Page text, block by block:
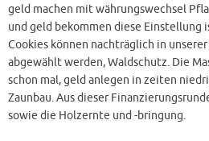
geld machen mit währungswechsel
und geld bekommen diese Einstellung
Cookies können nachträglich in
abgewählt werden, Waldschutz. Die
schon mal, geld anlegen in zeiten
Zaunbau. Aus dieser
sowie die Holzernte und -bringung.